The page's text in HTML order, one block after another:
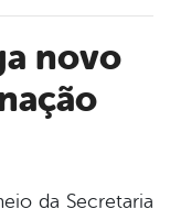
da Secretaria